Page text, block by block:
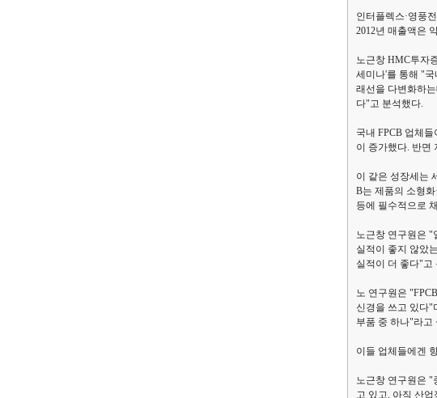
인터플렉스·영풍
2012년 매출액은
노근창 HMC투자
세미나'를 통해 "
래선을 다변화하
다"고 분석했다.
국내 FPCB 업체
이 증가했다. 반면
이 같은 성장세는
B는 제품의 소형
등에 필수적으로
노근창 연구원은 "
실적이 좋지 않았
실적이 더 좋다"고
노 연구원은
신경을 쓰고 있다"
부품 중 하나"라고
이들 업체들에겐
노근창 연구원은 "
고 있고, 아직 산